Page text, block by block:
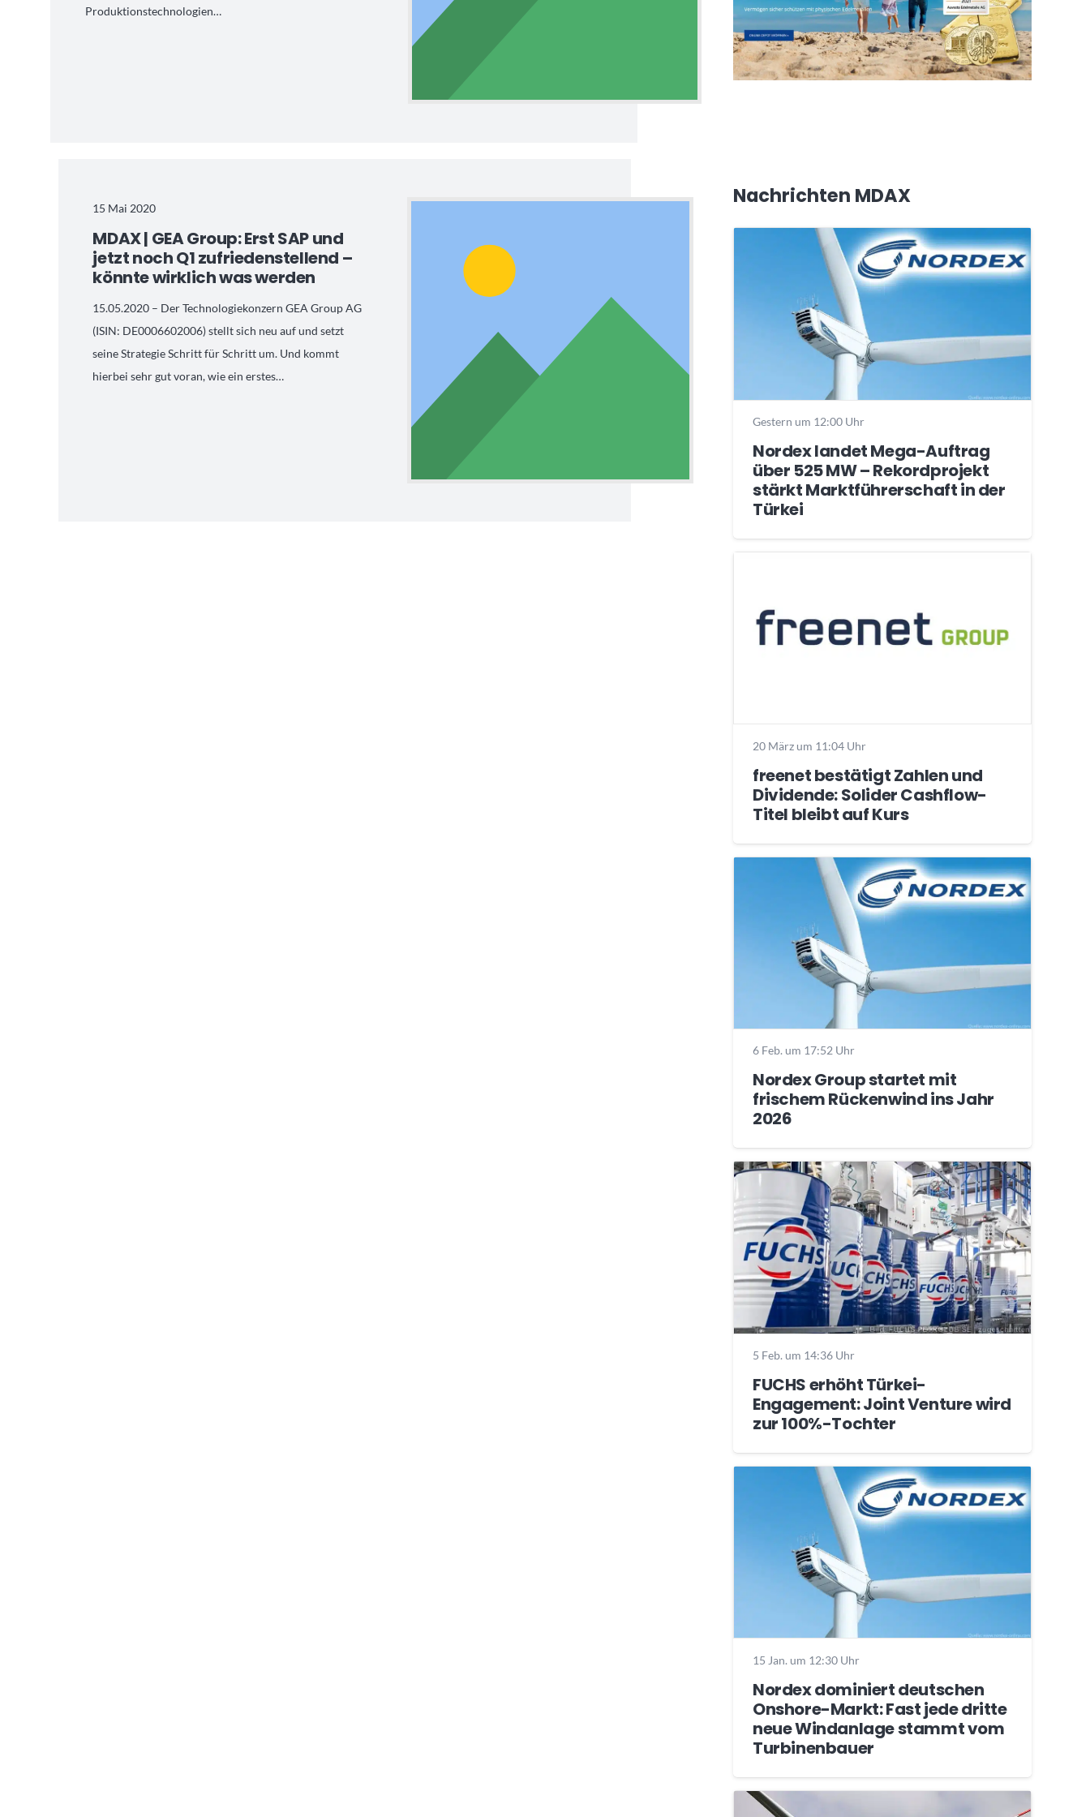
Produktionstechnologien…
15 Mai 2020
MDAX | GEA Group: Erst SAP und
jetzt noch Q1 zufriedenstellend –
könnte wirklich was werden
15.05.2020 – Der Technologiekonzern GEA Group AG
(ISIN: DE0006602006) stellt sich neu auf und setzt
seine Strategie Schritt für Schritt um. Und kommt
hierbei sehr gut voran, wie ein erstes…
Nachrichten MDAX
Gestern um 12:00 Uhr
Nordex landet Mega-Auftrag
über 525 MW – Rekordprojekt
stärkt Marktführerschaft in der
Türkei
20 März um 11:04 Uhr
freenet bestätigt Zahlen und
Dividende: Solider Cashflow-
Titel bleibt auf Kurs
6 Feb. um 17:52 Uhr
Nordex Group startet mit
frischem Rückenwind ins Jahr
2026
5 Feb. um 14:36 Uhr
FUCHS erhöht Türkei-
Engagement: Joint Venture wird
zur 100%-Tochter
15 Jan. um 12:30 Uhr
Nordex dominiert deutschen
Onshore-Markt: Fast jede dritte
neue Windanlage stammt vom
Turbinenbauer